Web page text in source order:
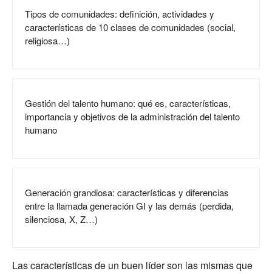
Tipos de comunidades: definición, actividades y
características de 10 clases de comunidades (social,
religiosa…)
Gestión del talento humano: qué es, características,
importancia y objetivos de la administración del talento
humano
Generación grandiosa: características y diferencias
entre la llamada generación GI y las demás (perdida,
silenciosa, X, Z…)
Las características de un buen líder son las mismas que